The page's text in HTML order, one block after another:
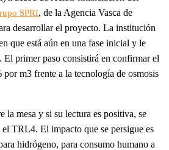
SPRI, de la Agencia Vasca de
desarrollar el proyecto. La institución
que está aún en una fase inicial y le
El primer paso consistirá en confirmar el
m3 frente a la tecnología de osmosis
la mesa y si su lectura es positiva, se
el TRL4. El impacto que se persigue es
hidrógeno, para consumo humano a